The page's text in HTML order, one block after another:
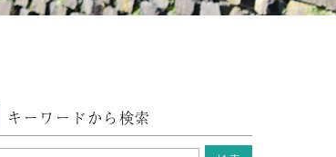
キーワードから検索